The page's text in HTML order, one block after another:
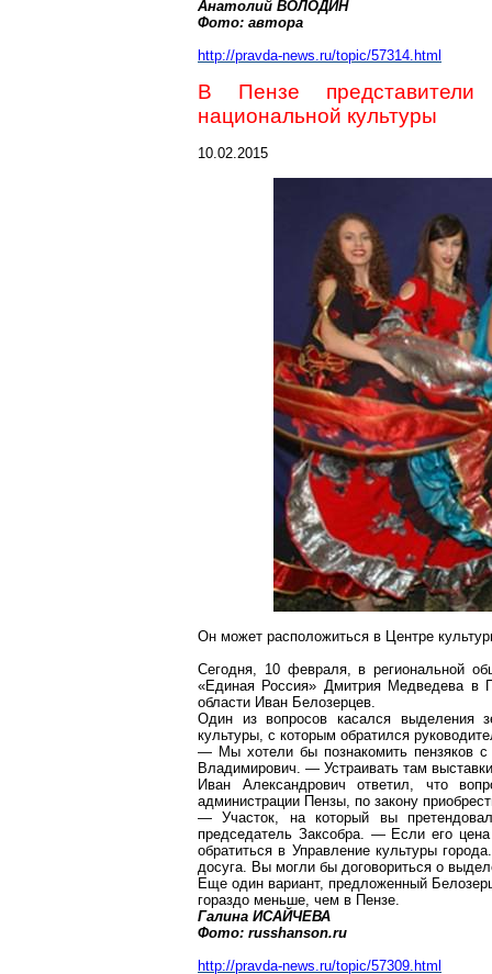
Анатолий ВОЛОДИН
Фото: автора
http://pravda-news.ru/topic/57314.html
В Пензе
национальной культуры
10.02.2015
Он может расположиться в Центре
Сегодня, 10 февраля, в региональной
«Единая Россия» Дмитрия Медведева в
области Иван Белозерцев.
Один из вопросов касался выделения
культуры, с которым обратился
— Мы хотели бы познакомить пензяков
Владимирович. — Устраивать там
Иван Александрович ответил, что
администрации Пензы, по закону
— Участок, на который вы
председатель Заксобра. — Если его
обратиться в Управление культуры
досуга. Вы могли бы договориться о
Еще один вариант, предложенный
гораздо меньше, чем в Пензе.
Галина ИСАЙЧЕВА
Фото: russhanson.ru
http://pravda-news.ru/topic/57309.html